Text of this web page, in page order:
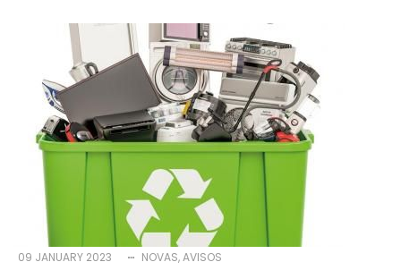
09 JANUARY 2023 NOVAS AVISOS